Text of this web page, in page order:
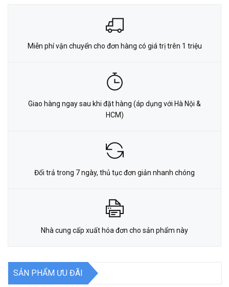
Miễn phí vận chuyển cho đơn hàng có giá trị trên 1 triệu
Giao hàng ngay sau khi đặt hàng (áp dụng với Hà Nội &
HCM)
Đổi trả trong 7 ngày, thủ tục đơn giản nhanh chóng
Nhà cung cấp xuất hóa đơn cho sản phẩm này
SẢN PHẨM ƯU ĐÃI